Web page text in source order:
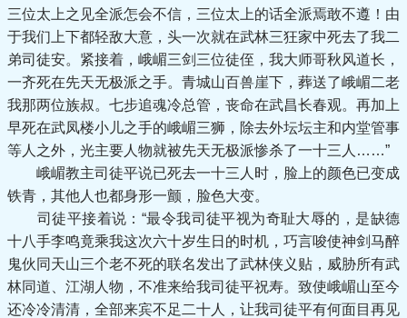
三位太上之见全派怎会不信，三位太上的话全派焉敢不遵！由
于我们上下都轻敌大意，头一次就在武林三狂家中死去了我二
弟司徒安。紧接着，峨嵋三剑三位徒侄，我大师哥秋风道长，
一齐死在先天无极派之手。青城山百兽崖下，葬送了峨嵋二老
我那两位族叔。七步追魂冷总管，丧命在武昌长春观。再加上
早死在武凤楼小儿之手的峨嵋三狮，除去外坛坛主和内堂管事
等人之外，光主要人物就被先天无极派惨杀了一十三人……”
峨嵋教主司徒平说已死去一十三人时，脸上的颜色已变成
铁青，其他人也都身形一颤，脸色大变。
司徒平接着说：“最令我司徒平视为奇耻大辱的，是缺德
十八手李鸣竟乘我这次六十岁生日的时机，巧言唆使神剑马醉
鬼伙同天山三个老不死的联名发出了武林侠义贴，威胁所有武
林同道、江湖人物，不准来给我司徒平祝寿。致使峨嵋山至今
还冷冷清清，全部来宾不足二十人，让我司徒平有何面目再见